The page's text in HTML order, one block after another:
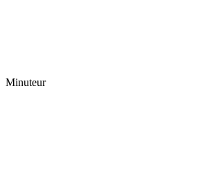
Minuteur